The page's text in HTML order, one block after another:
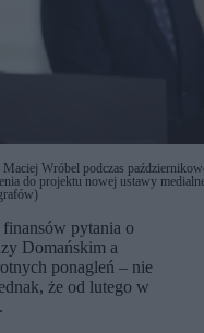
Wróbel podczas
do projektu nowej ustawy
pytania o
Domańskim a
ponagleń – nie
że od lutego w